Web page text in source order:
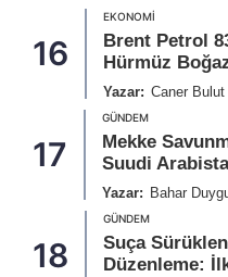
16
EKONOMI
Brent Petrol
Hürmüz
Yazar: Caner Bulut
17
GÜNDEM
Mekke
Suudi
Yazar: Bahar
18
GÜNDEM
Suça
Düzenleme: